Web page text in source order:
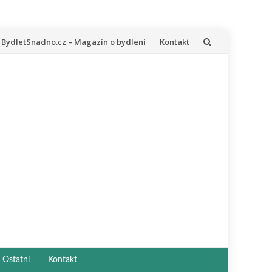
Přeskočit
BydletSnadno.cz – Magazín o bydlení Kontakt
Ostatní Kontakt